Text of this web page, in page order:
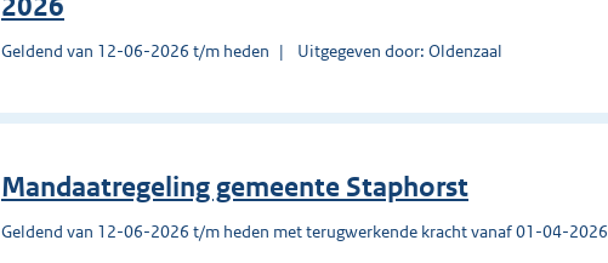
Geldend van 12-06-2026 t/m heden Uitgegeven door: Oldenzaal
Mandaatregeling gemeente Staphorst
Geldend van 12-06-2026 t/m heden met terugwerkende kracht vanaf 01-04-2026